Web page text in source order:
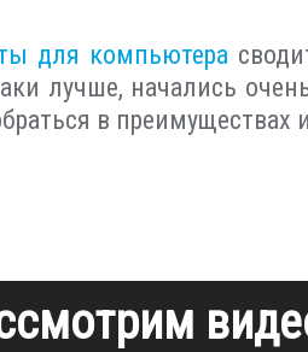
для компьютера
лучше, начались
в преимуществах